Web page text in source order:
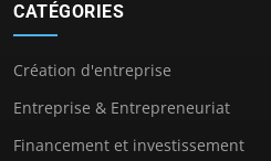
CATÉGORIES
Création d'entreprise
Entreprise & Entrepreneuriat
Financement et investissement